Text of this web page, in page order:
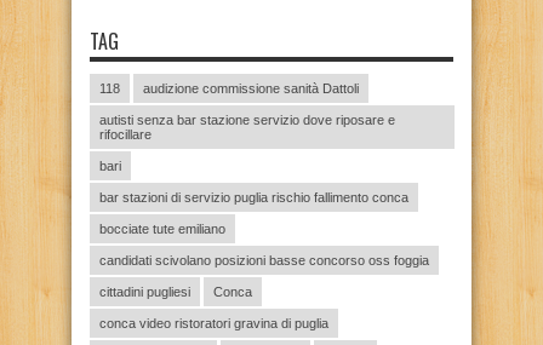
TAG
118 audizione commissione sanità Dattoli
autisti senza bar stazione servizio dove riposare e
rifocillare
bari
bar stazioni di servizio puglia rischio fallimento conca
bocciate tute emiliano
candidati scivolano posizioni basse concorso oss foggia
cittadini pugliesi Conca
conca video ristoratori gravina di puglia